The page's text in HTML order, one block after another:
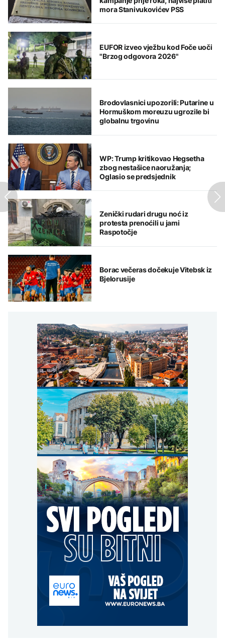
mora Stanivukovićev PSS
EUFOR izveo vježbu kod Foče uoči
"Brzog odgovora 2026"
Brodovlasnici upozorili: Putarine u
Hormuškom moreuzu ugrozile bi
globalnu trgovinu
WP: Trump kritikovao Hegsetha
zbog nestašice naoružanja;
Oglasio se predsjednik
Zenički rudari drugu noć iz
protesta prenoćili u jami
Raspotočje
Borac večeras dočekuje Vitebsk iz
Bjelorusije